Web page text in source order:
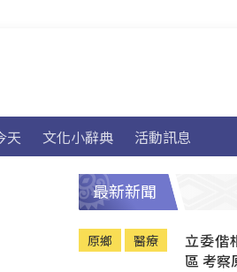
天 文化小辭典 活動訊息
最新新聞
原鄉 醫療
立委偕
區 考察